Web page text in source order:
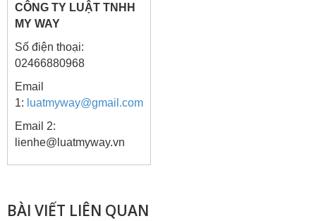
CÔNG TY LUẬT TNHH
MY WAY
Số điện thoại:
02466880968
Email
1: luatmyway@gmail.com
Email 2:
lienhe@luatmyway.vn
BÀI VIẾT LIÊN QUAN